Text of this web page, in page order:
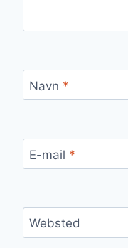
Navn *
E-mail *
Websted